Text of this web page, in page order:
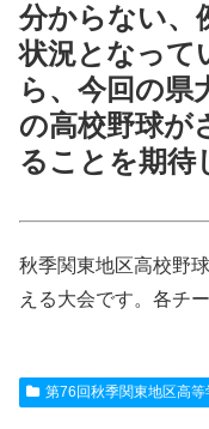
分からない、
状況となって
ら、今回の県
の高校野球が
ることを期待
秋季関東地区高校野
える大会です。各チ
第76回秋季関東地区高